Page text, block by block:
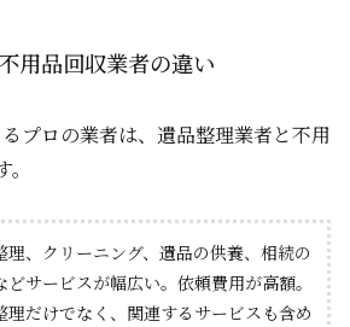
用品回収業者の違い
プロの業者は、遺品整理業者と不用
理、クリーニング、遺品の供養、相続の
どサービスが幅広い。依頼費用が高額。
理だけでなく、関連するサービスも含め